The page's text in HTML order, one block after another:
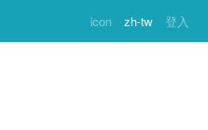
icon zh-tw 登入